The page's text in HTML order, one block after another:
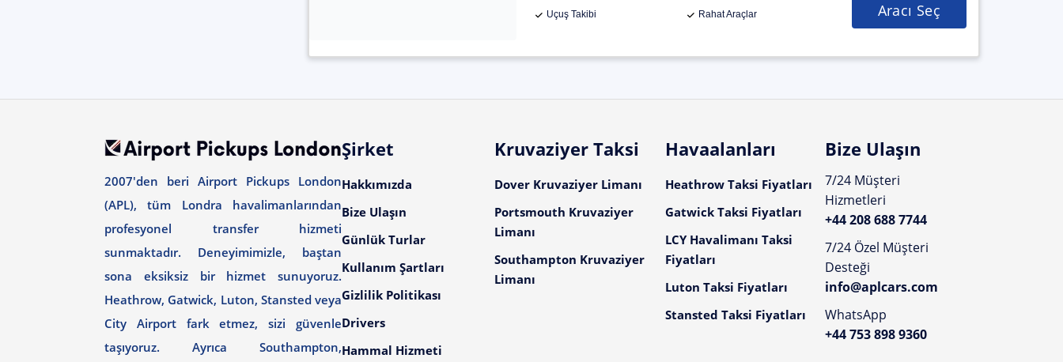
Uçuş Takibi Rahat Araçlar Aracı Seç
2007'den beri Airport Pickups London
(APL), tüm Londra havalimanlarından
profesyonel transfer hizmeti
sunmaktadır. Deneyimimizle, baştan
sona eksiksiz bir hizmet sunuyoruz.
Heathrow, Gatwick, Luton, Stansted veya
City Airport fark etmez, sizi güvenle
taşıyoruz. Ayrıca Southampton,
Şirket
Hakkımızda
Bize Ulaşın
Günlük Turlar
Kullanım Şartları
Gizlilik Politikası
Drivers
Hammal Hizmeti
Kruvaziyer Taksi
Dover Kruvaziyer Limanı
Portsmouth Kruvaziyer
Limanı
Southampton Kruvaziyer
Limanı
Havaalanları
Heathrow Taksi Fiyatları
Gatwick Taksi Fiyatları
LCY Havalimanı Taksi
Fiyatları
Luton Taksi Fiyatları
Stansted Taksi Fiyatları
Bize Ulaşın
7/24 Müşteri
Hizmetleri
+44 208 688 7744
7/24 Özel Müşteri
Desteği
info@aplcars.com
WhatsApp
+44 753 898 9360